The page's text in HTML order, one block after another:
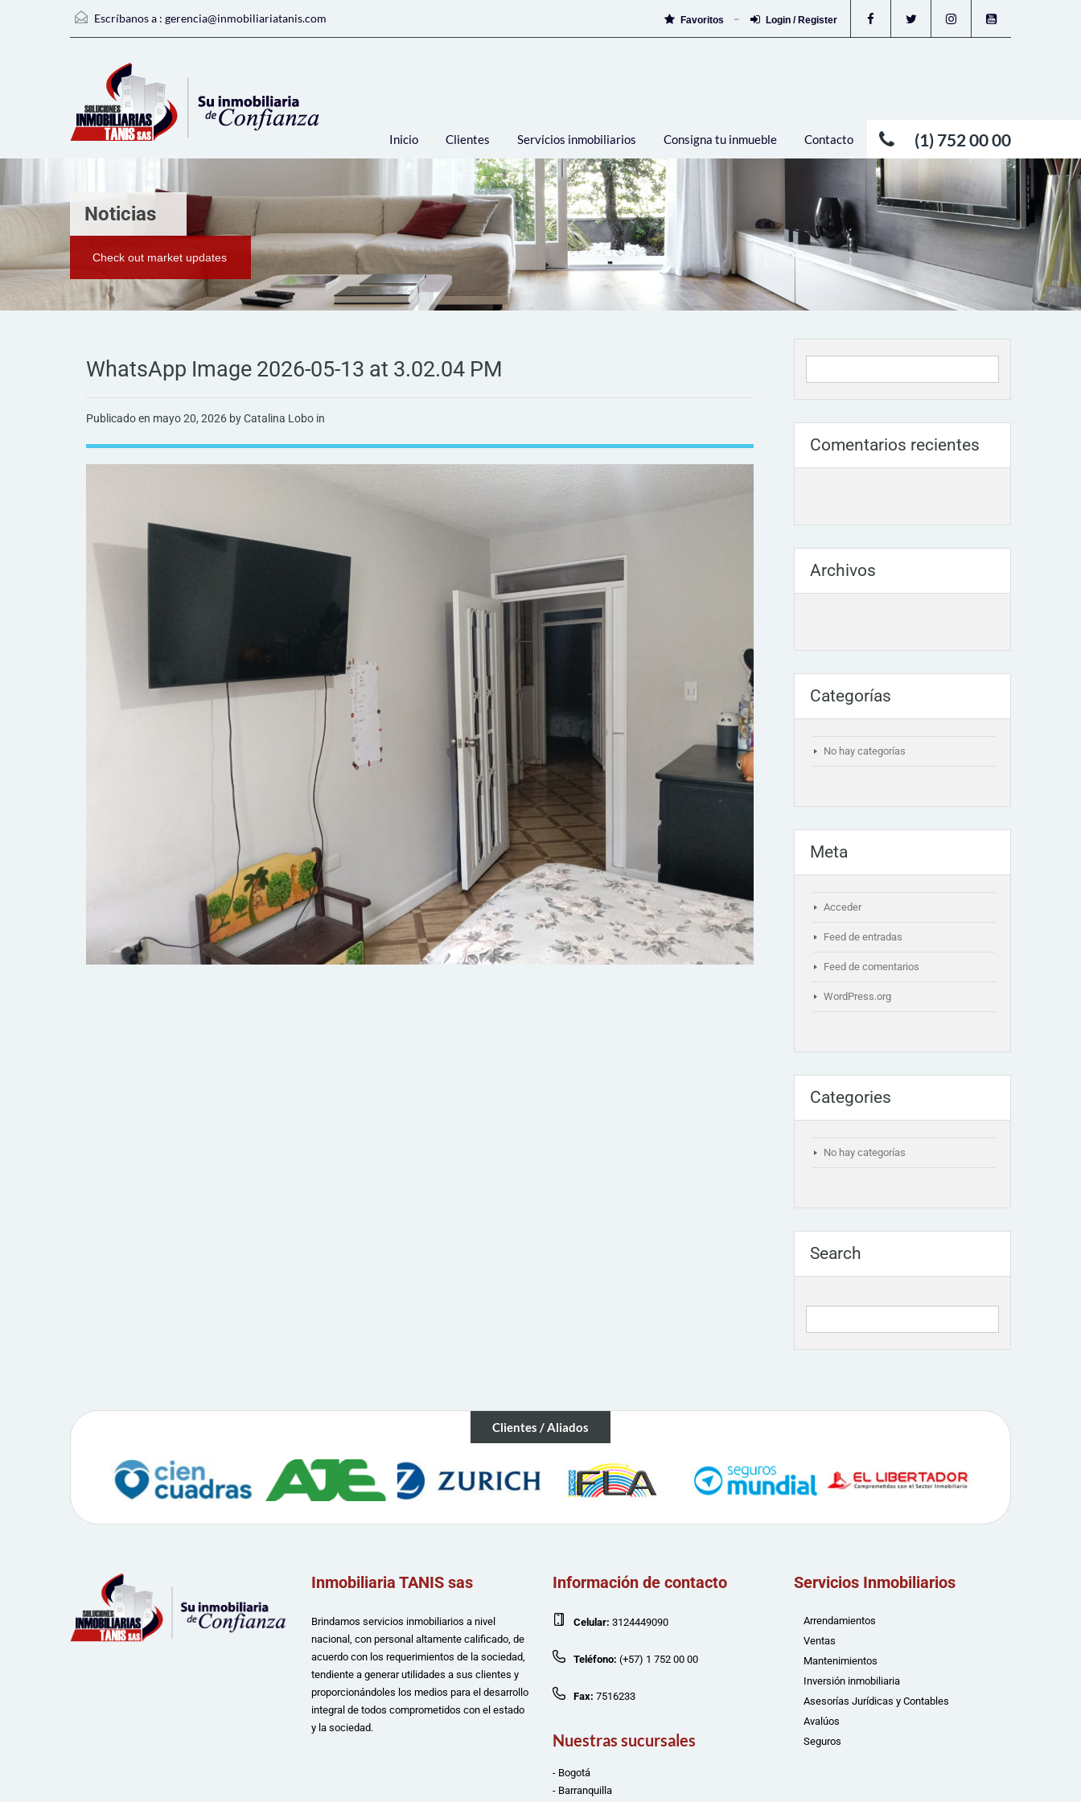
Escríbanos a : gerencia@inmobiliariatanis.com Favoritos Login / Register
(1) 752 00 00
Inicio Clientes Servicios inmobiliarios Consigna tu inmueble Contacto
Noticias
Check out market updates
WhatsApp Image 2026-05-13 at 3.02.04 PM
Publicado en mayo 20, 2026 by Catalina Lobo in
Comentarios recientes
Archivos
Categorías
No hay categorías
Meta
Acceder
Feed de entradas
Feed de comentarios
WordPress.org
Categories
No hay categorías
Search
Clientes / Aliados
Inmobiliaria TANIS sas
Brindamos servicios inmobiliarios a nivel
nacional, con personal altamente calificado, de
acuerdo con los requerimientos de la sociedad,
tendiente a generar utilidades a sus clientes y
proporcionándoles los medios para el desarrollo
integral de todos comprometidos con el estado
y la sociedad.
Información de contacto
Celular: 3124449090
Teléfono: (+57) 1 752 00 00
Fax: 7516233
Nuestras sucursales
- Bogotá
- Barranquilla
Servicios Inmobiliarios
Arrendamientos
Ventas
Mantenimientos
Inversión inmobiliaria
Asesorías Jurídicas y Contables
Avalúos
Seguros